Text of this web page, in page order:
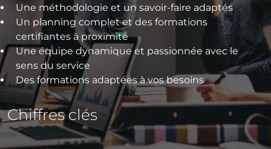
Une méthodologie et un savoir-faire adaptés
Un planning complet et des formations
certifiantes à proximité
Une équipe dynamique et passionnée avec le
sens du service
Des formations adaptées à vos besoins
Chiffres clés